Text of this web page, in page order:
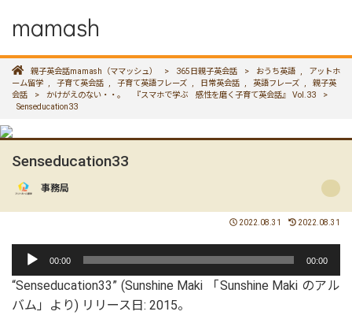
mamash
親子英会話mamash（ママッシュ） > 365日親子英会話 > おうち英語 ,
アットホ
ーム留学 , 子育て英会話 , 子育て英語フレーズ , 日常英会話 , 英語フレーズ ,
親子英
会話
> かけがえのない・・。 『スマホで学ぶ 感性を磨く子育て英会話』 Vol.33
>
Senseducation33
Senseducation33
事務局
2022.08.31 2022.08.31
プ
レ
00:00 00:00
“Senseducation33” (Sunshine Maki 「Sunshine Maki のアル
バム」より) リリース日: 2015。